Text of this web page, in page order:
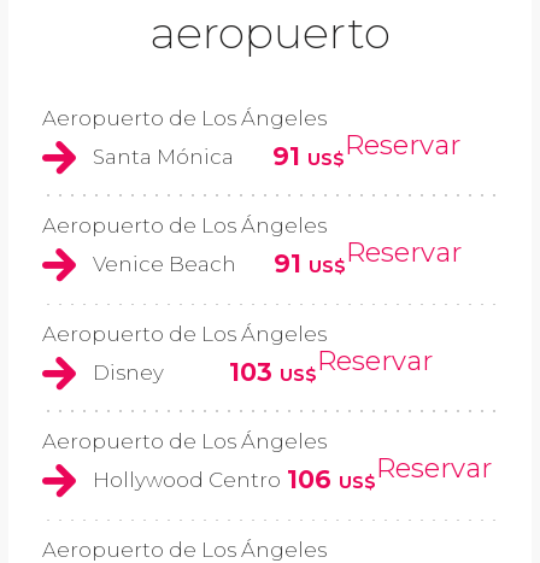
aeropuerto
Aeropuerto de Los Ángeles
Santa Mónica
91 US$Reservar
Aeropuerto de Los Ángeles
Venice Beach
91 US$Reservar
Aeropuerto de Los Ángeles
Disney
103 US$Reservar
Aeropuerto de Los Ángeles
Hollywood Centro 106 US$Reservar
Aeropuerto de Los Ángeles